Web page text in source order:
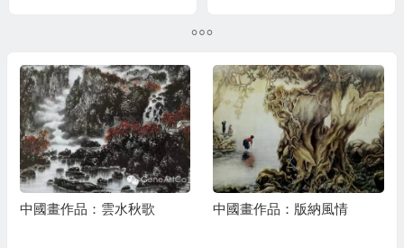
中國畫作品：雲水秋歌 中國畫作品：版納風情